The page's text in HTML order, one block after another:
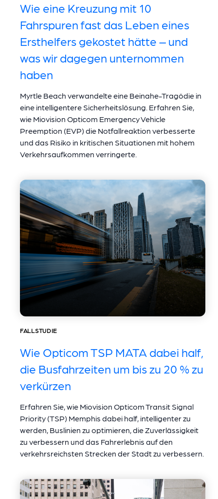
Wie eine Kreuzung mit 10
Fahrspuren fast das Leben eines
Ersthelfers gekostet hätte – und
was wir dagegen unternommen
haben
Myrtle Beach verwandelte eine Beinahe-Tragödie in
eine intelligentere Sicherheitslösung. Erfahren Sie,
wie Miovision Opticom Emergency Vehicle
Preemption (EVP) die Notfallreaktion verbesserte
und das Risiko in kritischen Situationen mit hohem
Verkehrsaufkommen verringerte.
FALLSTUDIE
Wie Opticom TSP MATA dabei half,
die Busfahrzeiten um bis zu 20 % zu
verkürzen
Erfahren Sie, wie Miovision Opticom Transit Signal
Priority (TSP) Memphis dabei half, intelligenter zu
werden, Buslinien zu optimieren, die Zuverlässigkeit
zu verbessern und das Fahrerlebnis auf den
verkehrsreichsten Strecken der Stadt zu verbessern.